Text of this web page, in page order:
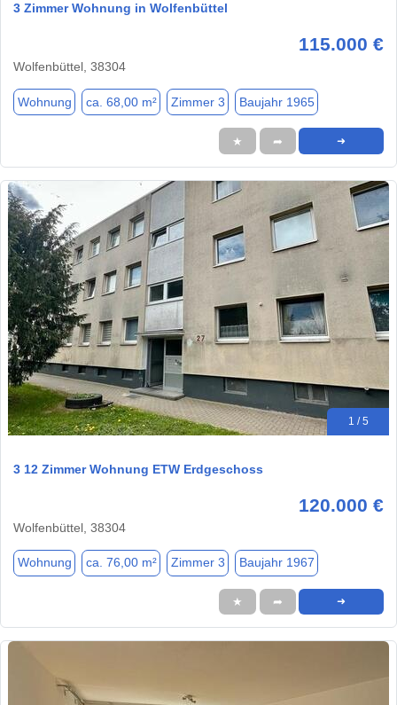
3 Zimmer Wohnung in Wolfenbüttel
115.000 €
Wolfenbüttel, 38304
Wohnung ca. 68,00 m² Zimmer 3 Baujahr 1965
★ ➦ ➜
1 / 5
3 12 Zimmer Wohnung ETW Erdgeschoss
120.000 €
Wolfenbüttel, 38304
Wohnung ca. 76,00 m² Zimmer 3 Baujahr 1967
★ ➦ ➜